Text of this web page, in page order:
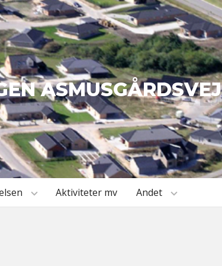
ASMUSGÅRDSVEJ
Aktiviteter mv Andet